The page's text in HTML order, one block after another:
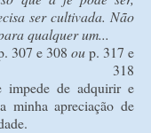
ser cultivada. Não
qualquer um...
307 e 308 oup. 317 e
318
impede de adquirir e
minha apreciação de